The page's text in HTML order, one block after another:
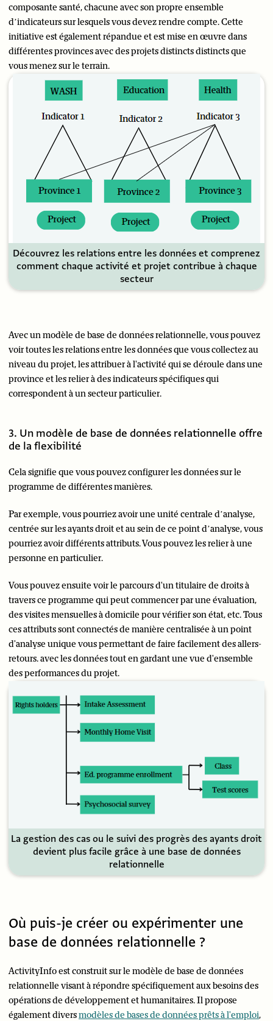
composante santé, chacune avec son propre ensemble
d’indicateurs sur lesquels vous devez rendre compte. Cette
initiative est également répandue et est mise en œuvre dans
différentes provinces avec des projets distincts distincts que
vous menez sur le terrain.
Découvrez les relations entre les données et comprenez
comment chaque activité et projet contribue à chaque
secteur
Avec un modèle de base de données relationnelle, vous pouvez
voir toutes les relations entre les données que vous collectez au
niveau du projet, les attribuer à l'activité qui se déroule dans une
province et les relier à des indicateurs spécifiques qui
correspondent à un secteur particulier.
3. Un modèle de base de données relationnelle offre
de la flexibilité
Cela signifie que vous pouvez configurer les données sur le
programme de différentes manières.
Par exemple, vous pourriez avoir une unité centrale d’analyse,
centrée sur les ayants droit et au sein de ce point d’analyse, vous
pourriez avoir différents attributs. Vous pouvez les relier à une
personne en particulier.
Vous pouvez ensuite voir le parcours d'un titulaire de droits à
travers ce programme qui peut commencer par une évaluation,
des visites mensuelles à domicile pour vérifier son état, etc. Tous
ces attributs sont connectés de manière centralisée à un point
d'analyse unique vous permettant de faire facilement des allers-
retours. avec les données tout en gardant une vue d'ensemble
des performances du projet.
La gestion des cas ou le suivi des progrès des ayants droit
devient plus facile grâce à une base de données
relationnelle
Où puis-je créer ou expérimenter une
base de données relationnelle ?
ActivityInfo est construit sur le modèle de base de données
relationnelle visant à répondre spécifiquement aux besoins des
opérations de développement et humanitaires. Il propose
également diversmodèles de bases de données prêts à l'emploi,